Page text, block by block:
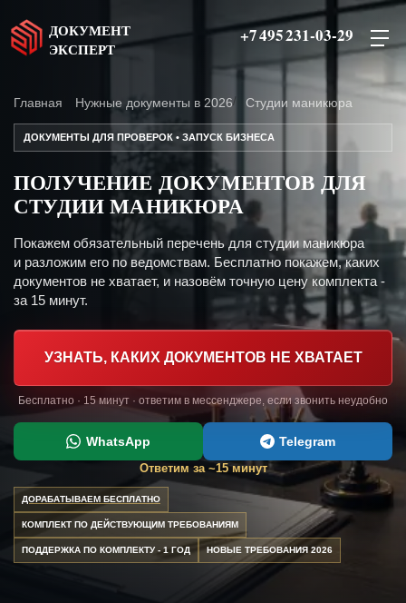
ДОКУМЕНТ
ЭКСПЕРТ
+7 495 231-03-29
Главная Нужные документы в 2026 Студии маникюра
ДОКУМЕНТЫ ДЛЯ ПРОВЕРОК • ЗАПУСК БИЗНЕСА
ПОЛУЧЕНИЕ ДОКУМЕНТОВ ДЛЯ
СТУДИИ МАНИКЮРА
Покажем обязательный перечень для студии маникюра
и разложим его по ведомствам. Бесплатно покажем, каких
документов не хватает, и назовём точную цену комплекта -
за 15 минут.
УЗНАТЬ, КАКИХ ДОКУМЕНТОВ НЕ ХВАТАЕТ
Бесплатно · 15 минут · ответим в мессенджере, если звонить неудобно
WhatsApp Telegram
Ответим за ~15 минут
ДОРАБАТЫВАЕМ БЕСПЛАТНО
КОМПЛЕКТ ПО ДЕЙСТВУЮЩИМ ТРЕБОВАНИЯМ
ПОДДЕРЖКА ПО КОМПЛЕКТУ - 1 ГОД НОВЫЕ ТРЕБОВАНИЯ 2026